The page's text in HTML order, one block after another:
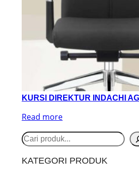
KURSI DIREKTUR INDACHI
Read more
S
KATEGORI PRODUK